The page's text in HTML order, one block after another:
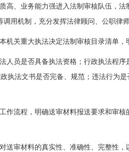
、业务能力强进入法制审核队伍，
用机制，充分发挥法律顾问、公职律
关重大执法决定法制审核目录清单，
员是否具备执法资格；行政执法程序
执法文书是否完备、规范；违法行为
流程，明确送审材料报送要求和审
审材料的真实性、准确性、完整性